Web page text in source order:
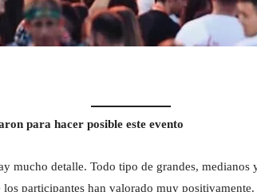
para hacer posible este evento
mucho detalle. Todo tipo de grandes, medianos
los participantes han valorado muy positivamente.